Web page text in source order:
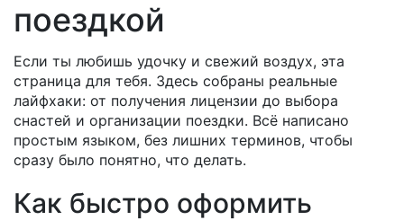
поездкой
Если ты любишь удочку и свежий воздух, эта
страница для тебя. Здесь собраны реальные
лайфхаки: от получения лицензии до выбора
снастей и организации поездки. Всё написано
простым языком, без лишних терминов, чтобы
сразу было понятно, что делать.
Как быстро оформить